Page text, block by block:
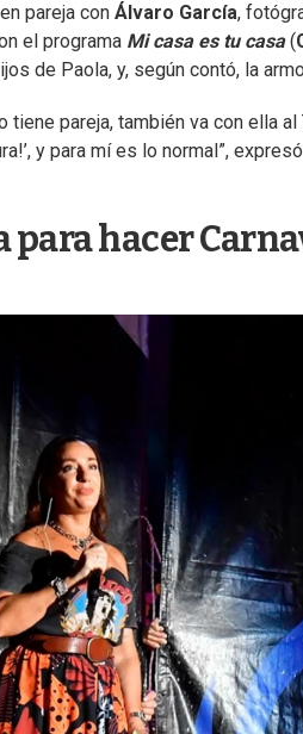
pareja con Álvaro García,
el programa Mi casa es tu casa(
de Paola, y, según contó, la
tiene pareja, también va con ella
y para mí es lo normal”,
para hacer